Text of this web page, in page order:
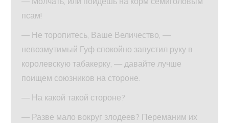
псам!
— Не торопитесь, Ваше Величество, —
невозмутимый Гуф спокойно запустил руку в
королевскую табакерку, — давайте лучше
поищем союзников на стороне.
— На какой такой стороне?
— Разве мало вокруг злодеев? Переманим их